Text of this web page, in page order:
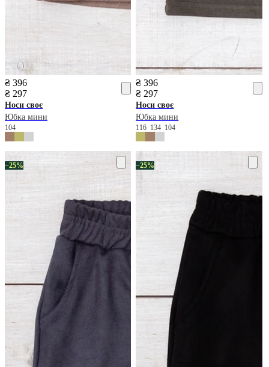
₴ 396
₴ 297
Носи своє
Юбка мини
104
₴ 396
₴ 297
Носи своє
Юбка мини
116 134 104
−25% −25%